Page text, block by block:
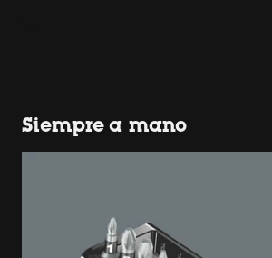
Siempre a mano